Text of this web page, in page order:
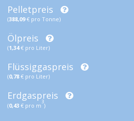
Pelletpreis
(388,09€ pro Tonne)
Ölpreis
(1,34€ pro Liter)
Flüssiggaspreis
(0,78 € pro Liter)
Erdgaspreis
(0,43 € pro m
3
)